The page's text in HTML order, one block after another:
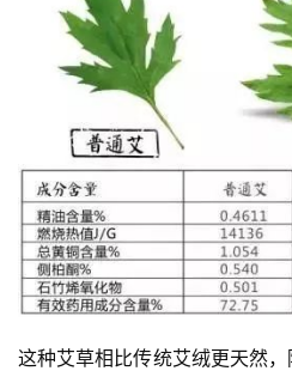
资
这种艾草相比传统艾绒更天然